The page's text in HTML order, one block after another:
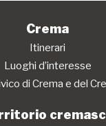
Crema
Itinerari
Luoghi d’interesse
di Crema e del